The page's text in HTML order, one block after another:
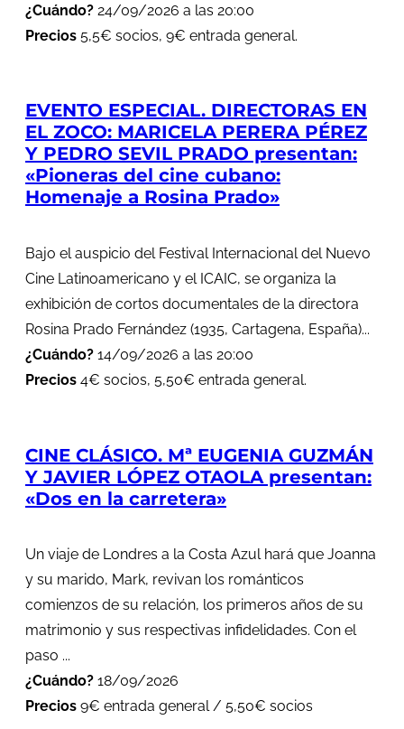
¿Cuándo? 24/09/2026 a las 20:00
Precios 5,5€ socios, 9€ entrada general.
EVENTO ESPECIAL. DIRECTORAS EN
EL ZOCO: MARICELA PERERA PÉREZ
Y PEDRO SEVIL PRADO presentan:
«Pioneras del cine cubano:
Homenaje a Rosina Prado»
Bajo el auspicio del Festival Internacional del Nuevo
Cine Latinoamericano y el ICAIC, se organiza la
exhibición de cortos documentales de la directora
Rosina Prado Fernández (1935, Cartagena, España)...
¿Cuándo? 14/09/2026 a las 20:00
Precios 4€ socios, 5,50€ entrada general.
CINE CLÁSICO. Mª EUGENIA GUZMÁN
Y JAVIER LÓPEZ OTAOLA presentan:
«Dos en la carretera»
Un viaje de Londres a la Costa Azul hará que Joanna
y su marido, Mark, revivan los románticos
comienzos de su relación, los primeros años de su
matrimonio y sus respectivas infidelidades. Con el
paso ...
¿Cuándo? 18/09/2026
Precios 9€ entrada general / 5,50€ socios